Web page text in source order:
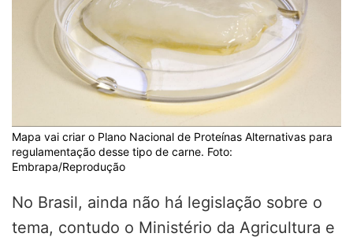
Mapa vai criar o Plano Nacional de Proteínas Alternativas para
regulamentação desse tipo de carne. Foto:
Embrapa/Reprodução
No Brasil, ainda não há legislação sobre o
tema, contudo o Ministério da Agricultura e